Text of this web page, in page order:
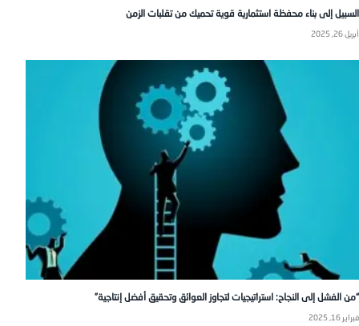
السبيل إلى بناء محفظة استثمارية قوية تحميك من تقلبات الزمن
أبريل 26, 2025
“من الفشل إلى النجاح: استراتيجيات لتجاوز العوائق وتحقيق أفضل إنتاجية”
فبراير 16, 2025